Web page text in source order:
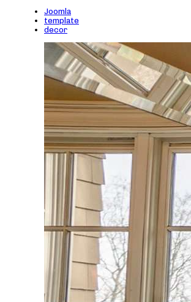
Joomla
template
decor